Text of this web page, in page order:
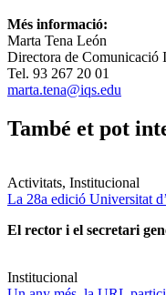
Més informació:
Marta Tena León
Directora de Comunicació
Tel. 93 267 20 01
marta.tena@iqs.edu
També et pot
Activitats, Institucional
La 28a edició Universitat
El rector i el secretari
Institucional